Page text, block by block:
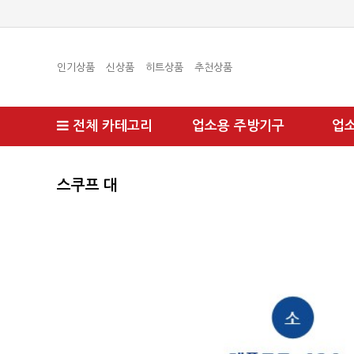
인기상품 신상품 히트상품 추천상품
전체 카테고리 업소용 주방기구 업
스쿠프 대